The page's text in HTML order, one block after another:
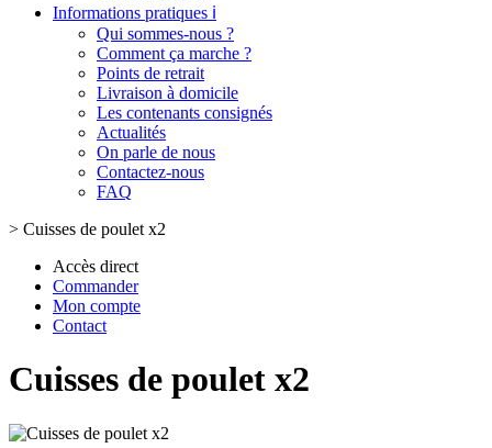
Informations pratiques ℹ️
Qui sommes-nous ?
Comment ça marche ?
Points de retrait
Livraison à domicile
Les contenants consignés
Actualités
On parle de nous
Contactez-nous
FAQ
> Cuisses de poulet x2
Accès direct
Commander
Mon compte
Contact
Cuisses de poulet x2